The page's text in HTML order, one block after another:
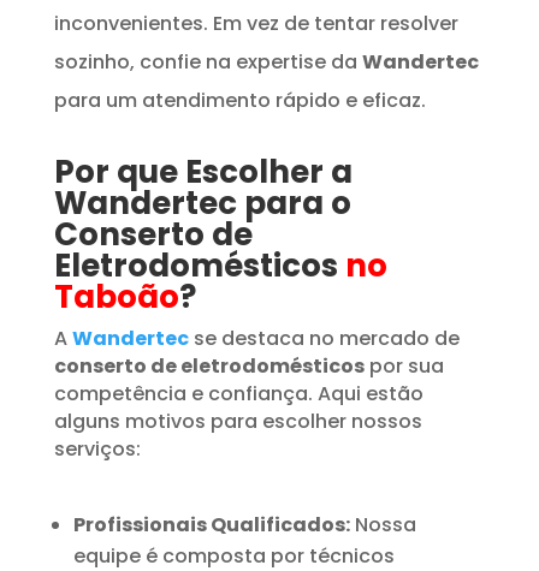
inconvenientes. Em vez de tentar resolver
sozinho, confie na expertise da Wandertec
para um atendimento rápido e eficaz.
Por que Escolher a
Wandertec para o
Conserto de
Eletrodomésticos no
Taboão?
AWandertecse destaca no mercado de
conserto de eletrodomésticospor sua
competência e confiança. Aqui estão
alguns motivos para escolher nossos
serviços:
Profissionais Qualificados:Nossa
equipe é composta por técnicos